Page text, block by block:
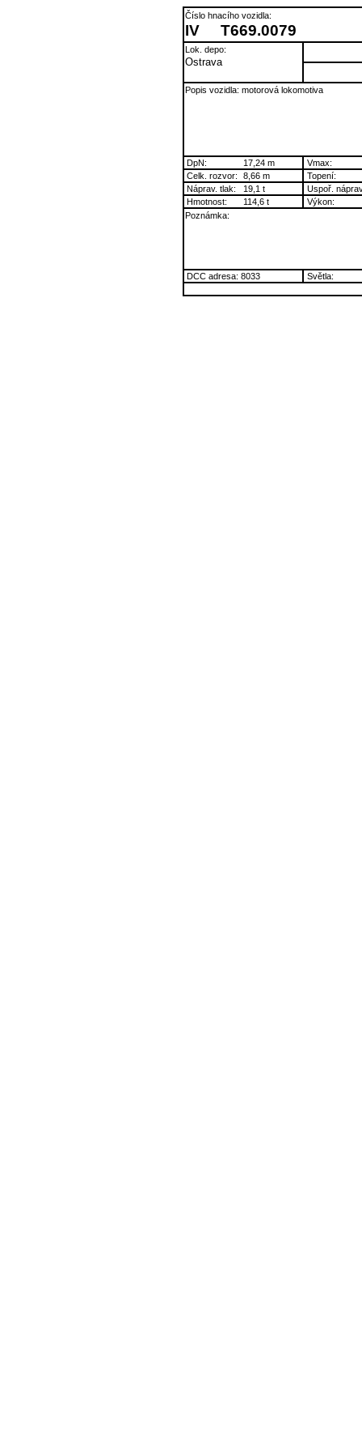
Číslo hnacího vozidla:
IV T669.0079
Lok. depo:
Ostrava
Popis vozidla: motorová lokomotiva
DpN: 17,24 m
Vmax:
Celk. rozvor:
8,66 m
Topení:
Náprav. tlak:
19,1 t
Uspoř.
Hmotnost:
114,6 t
Výkon:
Poznámka:
DCC adresa: 8033 Světla: